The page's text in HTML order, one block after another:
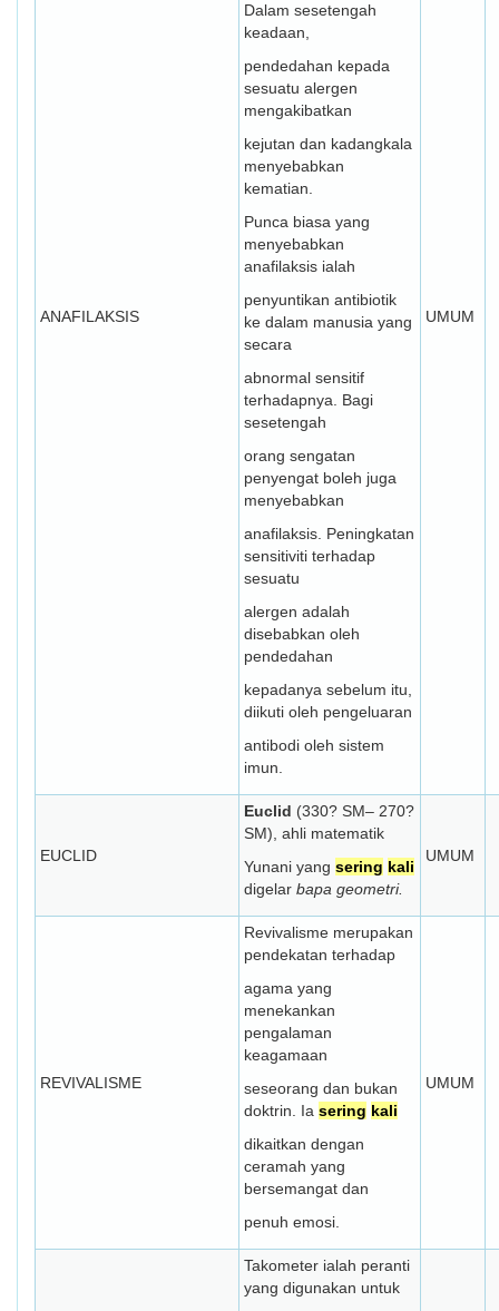
ANAFILAKSIS
Dalam sesetengah
keadaan,
pendedahan kepada
sesuatu alergen
mengakibatkan
kejutan dan kadangkala
menyebabkan
kematian.
Punca biasa yang
menyebabkan
anafilaksis ialah
penyuntikan antibiotik
ke dalam manusia yang
secara
abnormal sensitif
terhadapnya. Bagi
sesetengah
orang sengatan
penyengat boleh juga
menyebabkan
anafilaksis. Peningkatan
sensitiviti terhadap
sesuatu
alergen adalah
disebabkan oleh
pendedahan
kepadanya sebelum itu,
diikuti oleh pengeluaran
antibodi oleh sistem
imun.
UMUM
EUCLID
Euclid (330? SM– 270?
SM), ahli matematik
Yunani yang sering kali
digelar bapa geometri.
UMUM
REVIVALISME
Revivalisme merupakan
pendekatan terhadap
agama yang
menekankan
pengalaman
keagamaan
seseorang dan bukan
doktrin. Ia sering kali
dikaitkan dengan
ceramah yang
bersemangat dan
penuh emosi.
UMUM
Takometer ialah peranti
yang digunakan untuk